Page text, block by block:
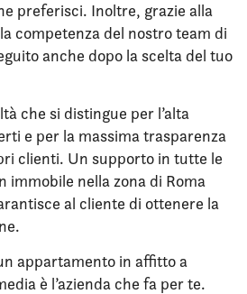
preferisci. Inoltre, grazie alla
competenza del nostro team di
anche dopo la scelta del tuo
che si distingue per l’alta
e per la massima trasparenza
clienti. Un supporto in tutte le
immobile nella zona di Roma
al cliente di ottenere la
appartamento in affitto a
è l’azienda che fa per te.